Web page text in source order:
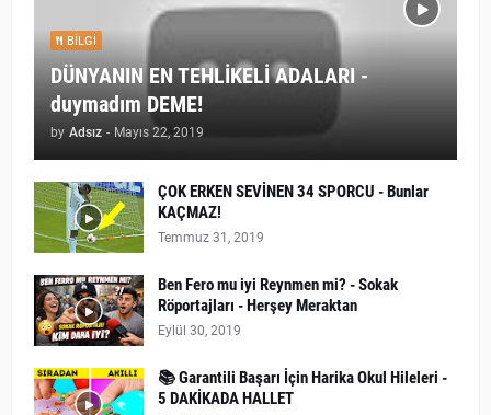
BILGI
DÜNYANIN EN TEHLİKELİ ADALARI -
duymadım DEME!
by Adsız - Mayıs 22, 2019
ÇOK ERKEN SEVİNEN 34 SPORCU - Bunlar
KAÇMAZ!
Temmuz 31, 2019
Ben Fero mu iyi Reynmen mi? - Sokak
Röportajları - Herşey Meraktan
Eylül 30, 2019
📚 Garantili Başarı İçin Harika Okul Hileleri -
5 DAKİKADA HALLET